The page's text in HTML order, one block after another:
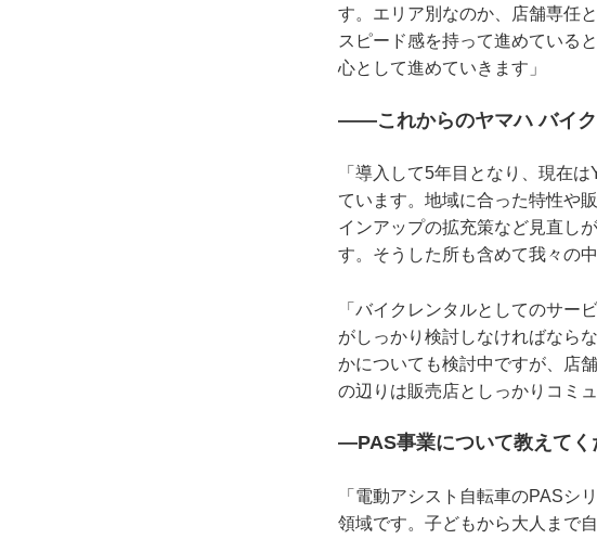
す。エリア別なのか、店舗専任
スピード感を持って進めている
心として進めていきます」
――これからのヤマハ バイク
「導入して5年目となり、現在
ています。地域に合った特性や
インアップの拡充策など見直し
す。そうした所も含めて我々の
「バイクレンタルとしてのサー
がしっかり検討しなければなら
かについても検討中ですが、店
の辺りは販売店としっかりコミ
―PAS事業について教えてく
「電動アシスト自転車のPASシ
領域です。子どもから大人まで